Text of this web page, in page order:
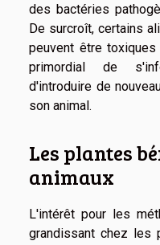
des bactéries
De surcroît, certains
peuvent être
primordial de
d'introduire de
son animal.
Les plantes
animaux
L'intérêt pour les
grandissant chez les